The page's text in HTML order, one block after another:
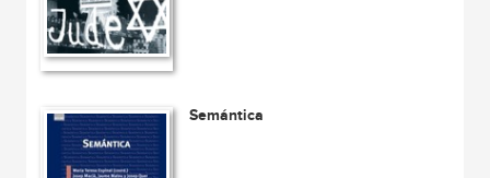
Semántica